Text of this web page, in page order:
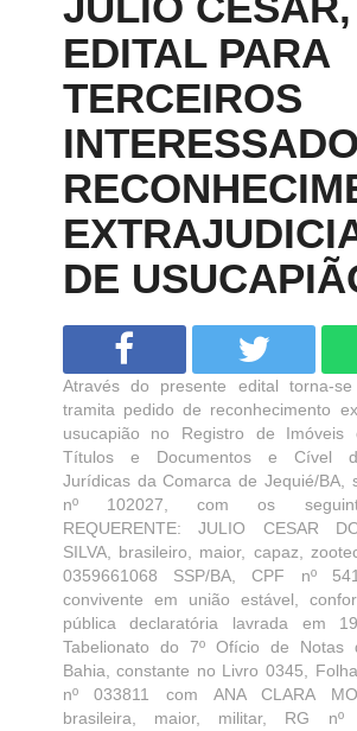
EDITAL PARA
TERCEIROS
DE
Através do presente edital torna-
tramita pedido de reconhecimento
usucapião no Registro de Imóveis
Títulos e Documentos e Cível
Jurídicas da Comarca de Jequié/BA,
nº 102027, com os
REQUERENTE: JULIO CESAR
SILVA, brasileiro, maior, capaz,
0359661068 SSP/BA, CPF nº
convivente em união estável,
pública declaratória lavrada em
Tabelionato do 7º Ofício de Notas
Bahia, constante no Livro 0345,
nº 033811 com ANA CLARA
brasileira, maior, militar, RG nº